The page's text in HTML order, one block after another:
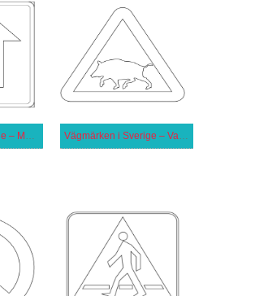
Vägmärken i Sverige – Mötande trafik har väjningsplikt Vägmärken i Sverige – Varning för vildsvin